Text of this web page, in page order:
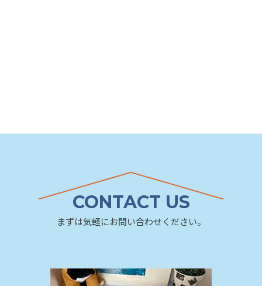
CONTACT US
まずは気軽にお問い合わせください。